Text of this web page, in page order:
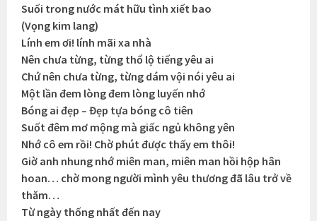
Suối trong nước mát hữu tình xiết bao
(Vọng kim lang)
Lính em ơi! lính mãi xa nhà
Nên chưa từng, từng thổ lộ tiếng yêu ai
Chứ nên chưa từng, từng dám vội nói yêu ai
Một lần đem lòng đem lòng luyến nhớ
Bóng ai đẹp – Đẹp tựa bóng cô tiên
Suốt đêm mơ mộng mà giấc ngủ không yên
Nhớ cô em rồi! Chờ phút được thấy em thôi!
Giờ anh nhung nhớ miên man, miên man hồi hộp hân
hoan… chờ mong người mình yêu thương đã lâu trở về
thăm…
Từ ngày thống nhất đến nay